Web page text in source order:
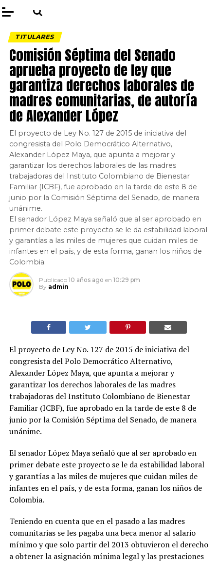
TITULARES
Comisión Séptima del Senado
aprueba proyecto de ley que
garantiza derechos laborales de
madres comunitarias, de autoría
de Alexander López
El proyecto de Ley No. 127 de 2015 de iniciativa del
congresista del Polo Democrático Alternativo,
Alexander López Maya, que apunta a mejorar y
garantizar los derechos laborales de las madres
trabajadoras del Instituto Colombiano de Bienestar
Familiar (ICBF), fue aprobado en la tarde de este 8 de
junio por la Comisión Séptima del Senado, de manera
unánime.
El senador López Maya señaló que al ser aprobado en
primer debate este proyecto se le da estabilidad laboral
y garantías a las miles de mujeres que cuidan miles de
infantes en el país, y de esta forma, ganan los niños de
Colombia.
Publicado 10 años ago en 10:29 pm
By admin
El proyecto de Ley No. 127 de 2015 de iniciativa del
congresista del Polo Democrático Alternativo,
Alexander López Maya, que apunta a mejorar y
garantizar los derechos laborales de las madres
trabajadoras del Instituto Colombiano de Bienestar
Familiar (ICBF), fue aprobado en la tarde de este 8 de
junio por la Comisión Séptima del Senado, de manera
unánime.
El senador López Maya señaló que al ser aprobado en
primer debate este proyecto se le da estabilidad laboral
y garantías a las miles de mujeres que cuidan miles de
infantes en el país, y de esta forma, ganan los niños de
Colombia.
Teniendo en cuenta que en el pasado a las madres
comunitarias se les pagaba una beca menor al salario
mínimo y que solo partir del 2013 obtuvieron el derecho
a obtener la asignación mínima legal y las prestaciones